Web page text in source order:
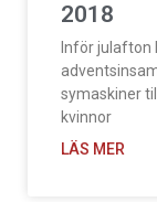
2018
Inför julafton
symaskiner
kvinnor
LÄS MER